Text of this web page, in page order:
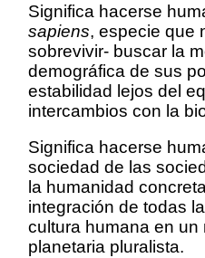
Significa hacerse
sapiens, especie que
sobrevivir- buscar la
demográfica de sus
estabilidad lejos del
intercambios con la
Significa hacerse
sociedad de las
la humanidad
integración de todas
cultura humana en un
planetaria pluralista.